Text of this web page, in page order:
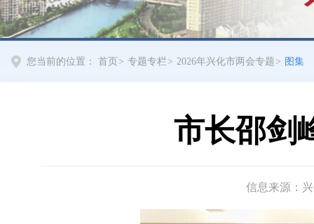
您当前的位置： 首页 > 专题专栏 > 2026年兴化市两会专题 > 图集
市长邵剑
信息来源：